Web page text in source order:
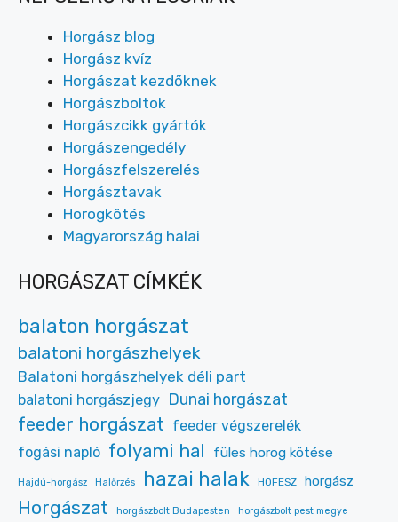
Horgász blog
Horgász kvíz
Horgászat kezdőknek
Horgászboltok
Horgászcikk gyártók
Horgászengedély
Horgászfelszerelés
Horgásztavak
Horogkötés
Magyarország halai
HORGÁSZAT CÍMKÉK
balaton horgászat
balatoni horgászhelyek
Balatoni horgászhelyek déli part
balatoni horgászjegy Dunai horgászat
feeder horgászat feeder végszerelék
fogási napló folyami hal füles horog kötése
Hajdú-horgász Halőrzés hazai halak HOFESZ horgász
Horgászat horgászbolt Budapesten horgászbolt pest megye